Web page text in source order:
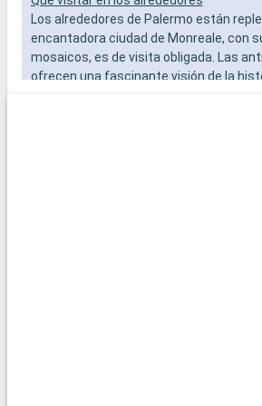
Los alrededores de Palermo están
encantadora ciudad de Monreale, con
mosaicos, es de visita obligada. Las
ofrecen una fascinante visión de la